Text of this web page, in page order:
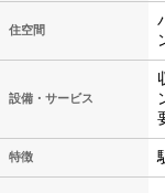
住空間
設備・サービス
特徴